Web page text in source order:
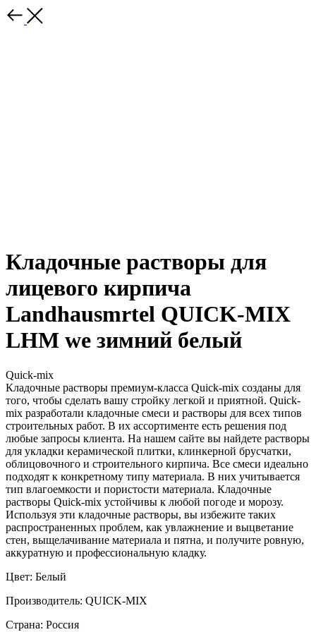
Кладочные растворы для
лицевого кирпича
Landhausmrtel QUICK-MIX
LHM we зимний белый
Quick-mix
Кладочные растворы премиум-класса Quick-mix созданы для
того, чтобы сделать вашу стройку легкой и приятной. Quick-
mix разработали кладочные смеси и растворы для всех типов
строительных работ. В их ассортименте есть решения под
любые запросы клиента. На нашем сайте вы найдете растворы
для укладки керамической плитки, клинкерной брусчатки,
облицовочного и строительного кирпича. Все смеси идеально
подходят к конкретному типу материала. В них учитывается
тип влагоемкости и пористости материала. Кладочные
растворы Quick-mix устойчивы к любой погоде и морозу.
Используя эти кладочные растворы, вы избежите таких
распространенных проблем, как увлажнение и выцветание
стен, выщелачивание материала и пятна, и получите ровную,
аккуратную и профессиональную кладку.
Цвет: Белый
Производитель: QUICK-MIX
Страна: Россия